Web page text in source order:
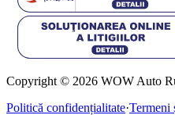
Copyright © 2026 WOW Auto
Politică confidențialitate·Termeni